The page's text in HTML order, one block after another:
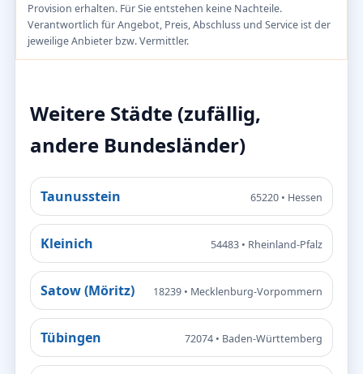
Provision erhalten. Für Sie entstehen keine Nachteile.
Verantwortlich für Angebot, Preis, Abschluss und Service ist der
jeweilige Anbieter bzw. Vermittler.
Weitere Städte (zufällig,
andere Bundesländer)
Taunusstein 65220 • Hessen
Kleinich 54483 • Rheinland-Pfalz
Satow (Möritz) 18239 • Mecklenburg-Vorpommern
Tübingen 72074 • Baden-Württemberg